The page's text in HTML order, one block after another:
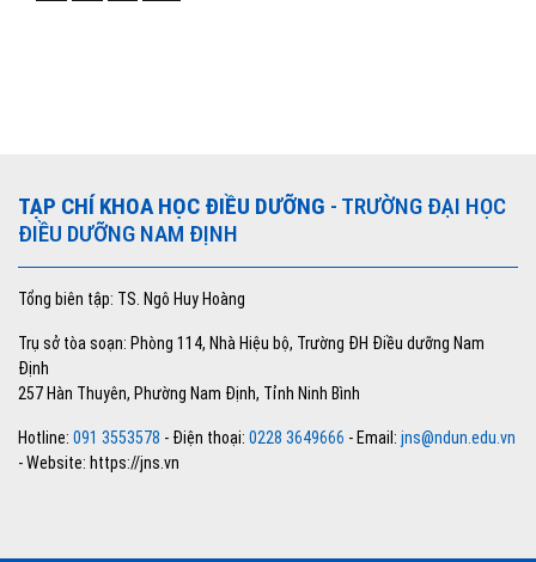
TẠP CHÍ KHOA HỌC ĐIỀU DƯỠNG - TRƯỜNG ĐẠI HỌC
ĐIỀU DƯỠNG NAM ĐỊNH
Tổng biên tập: TS. Ngô Huy Hoàng
Trụ sở tòa soạn: Phòng 114, Nhà Hiệu bộ, Trường ĐH Điều dưỡng Nam
Định
257 Hàn Thuyên, Phường Nam Định, Tỉnh Ninh Bình
Hotline: 091 3553578 - Điện thoại: 0228 3649666 - Email: jns@ndun.edu.vn
- Website: https://jns.vn